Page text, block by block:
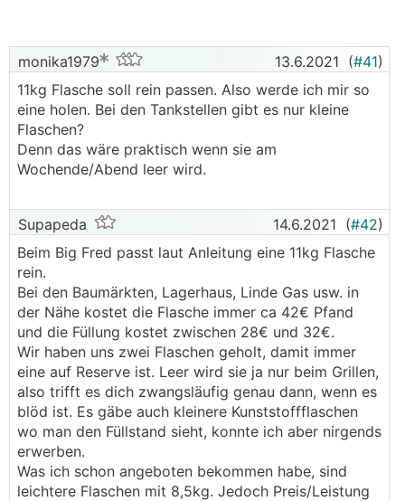
monika1979 13.6.2021 (#41)
11kg Flasche soll rein passen. Also werde ich mir so
eine holen. Bei den Tankstellen gibt es nur kleine
Flaschen?
Denn das wäre praktisch wenn sie am
Wochende/Abend leer wird.
Supapeda 14.6.2021 (#42)
Beim Big Fred passt laut Anleitung eine 11kg Flasche
rein.
Bei den Baumärkten, Lagerhaus, Linde Gas usw. in
der Nähe kostet die Flasche immer ca 42€ Pfand
und die Füllung kostet zwischen 28€ und 32€.
Wir haben uns zwei Flaschen geholt, damit immer
eine auf Reserve ist. Leer wird sie ja nur beim Grillen,
also trifft es dich zwangsläufig genau dann, wenn es
blöd ist. Es gäbe auch kleinere Kunststoffflaschen
wo man den Füllstand sieht, konnte ich aber nirgends
erwerben.
Was ich schon angeboten bekommen habe, sind
leichtere Flaschen mit 8,5kg. Jedoch Preis/Leistung